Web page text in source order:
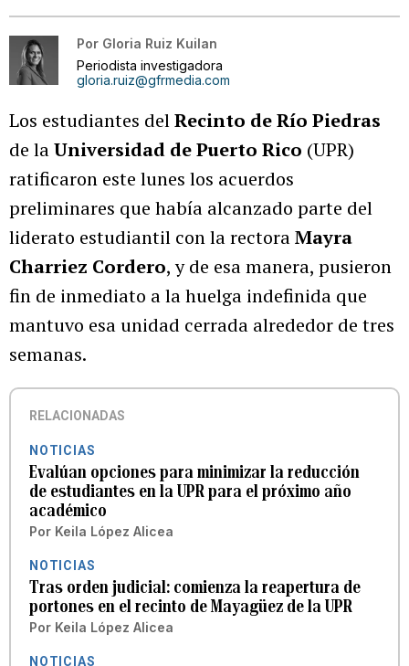
Por Gloria Ruiz Kuilan
Periodista investigadora
gloria.ruiz@gfrmedia.com
Los estudiantes delRecinto de Río Piedras
de laUniversidad de Puerto Rico (UPR)
ratificaron este lunes los acuerdos
preliminares que había alcanzado parte del
liderato estudiantil con la rectoraMayra
Charriez Cordero, y de esa manera, pusieron
fin de inmediato a la huelga indefinida que
mantuvo esa unidad cerrada alrededor de tres
semanas.
RELACIONADAS
NOTICIAS
Evalúan opciones para minimizar la reducción
de estudiantes en la UPR para el próximo año
académico
Por Keila López Alicea
NOTICIAS
Tras orden judicial: comienza la reapertura de
portones en el recinto de Mayagüez de la UPR
Por Keila López Alicea
NOTICIAS